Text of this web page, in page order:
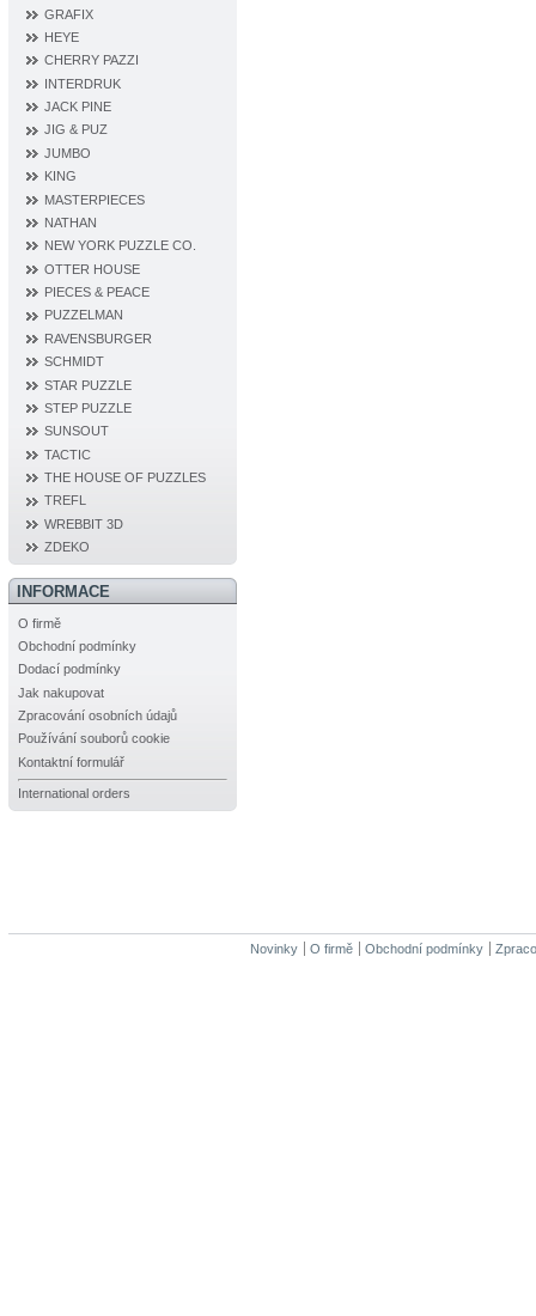
GRAFIX
HEYE
CHERRY PAZZI
INTERDRUK
JACK PINE
JIG & PUZ
JUMBO
KING
MASTERPIECES
NATHAN
NEW YORK PUZZLE CO.
OTTER HOUSE
PIECES & PEACE
PUZZELMAN
RAVENSBURGER
SCHMIDT
STAR PUZZLE
STEP PUZZLE
SUNSOUT
TACTIC
THE HOUSE OF PUZZLES
TREFL
WREBBIT 3D
ZDEKO
INFORMACE
O firmě
Obchodní podmínky
Dodací podmínky
Jak nakupovat
Zpracování osobních údajů
Používání souborů cookie
Kontaktní formulář
International orders
Novinky O firmě Obchodní podmínky